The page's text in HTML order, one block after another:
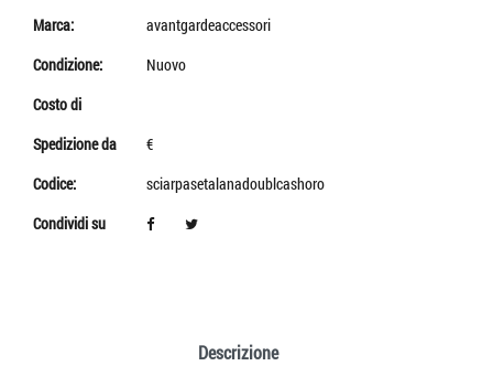
Marca:
avantgardeaccessori
Condizione:
Nuovo
Costo di
Spedizione da
€
Codice:
sciarpasetalanadoublcashoro
Condividi su
Descrizione